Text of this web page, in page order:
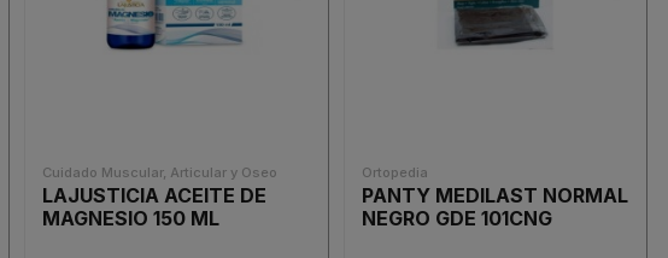
Cuidado Muscular, Articular y Oseo
LAJUSTICIA ACEITE DE
MAGNESIO 150 ML
Ortopedia
PANTY MEDILAST NORMAL
NEGRO GDE 101CNG